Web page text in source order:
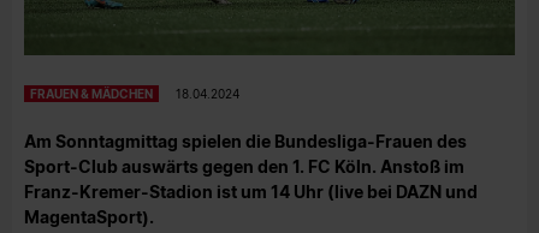
FRAUEN & MÄDCHEN 18.04.2024
Am Sonntagmittag spielen die Bundesliga-Frauen des
Sport-Club auswärts gegen den 1. FC Köln. Anstoß im
Franz-Kremer-Stadion ist um 14 Uhr (live bei DAZN und
MagentaSport).